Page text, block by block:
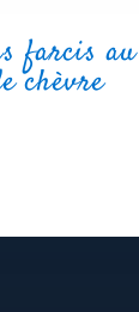
farcis au
chèvre